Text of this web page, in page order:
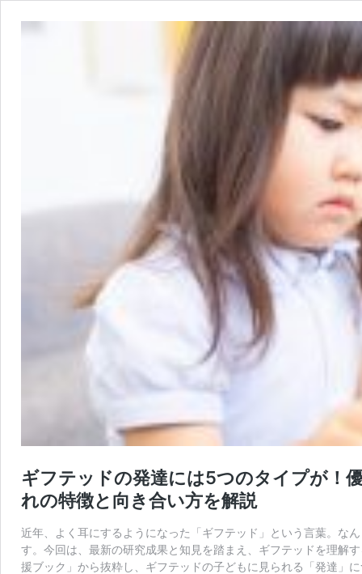
ギフテッドの発達には5つのタイプが！
れの特徴と向き合い方を解説
近年、よく耳にするようになった「ギフテッド」という言葉。な
す。今回は、最新の研究成果と知見を踏まえ、ギフテッドを理解
援ブック」から抜粋し、ギフテッドの子どもに見られる「発達」